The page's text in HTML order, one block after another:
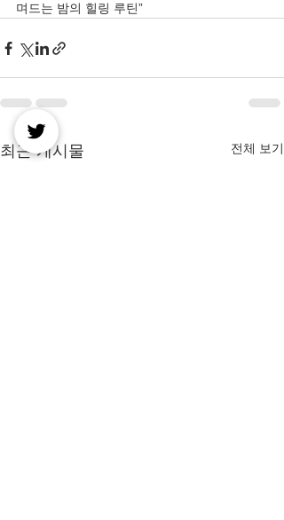
며드는 밤의 힐링 루틴”
최근 게시물 전체 보기